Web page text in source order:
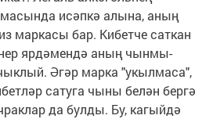
исәпкә алына, аның
маркасы бар. Кибетче саткан
ярдәмендә аның чынмы-
Әгәр марка "укылмаса",
сатуга чыны белән бергә
да булды. Бу, кагыйдә